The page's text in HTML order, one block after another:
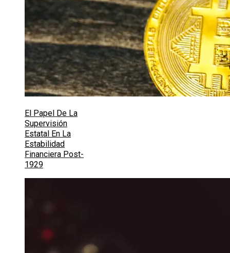
El Papel De La
Supervisión
Estatal En La
Estabilidad
Financiera Post-
1929